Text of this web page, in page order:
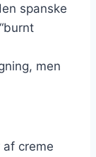
spanske
men
creme